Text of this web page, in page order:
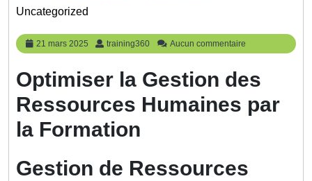
Uncategorized
21 mars 2025
21
mars
training360 training360
Aucun commentaire
Optimiser la Gestion des
Ressources Humaines par
la Formation
Gestion de Ressources